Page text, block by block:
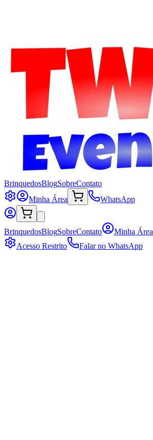
BrinquedosBlogSobreContato
Minha Área
WhatsApp
BrinquedosBlogSobreContato
Minha Área
Acesso Restrito
Falar no WhatsApp